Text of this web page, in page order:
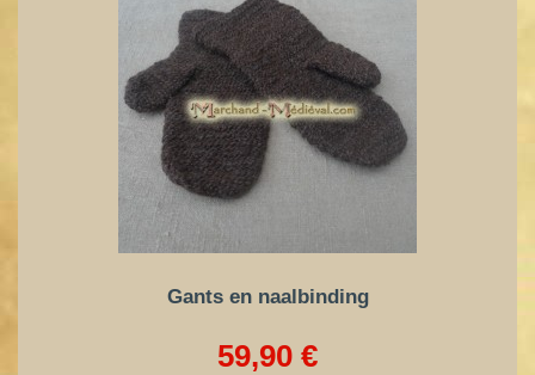
Gants en naalbinding
59,90 €